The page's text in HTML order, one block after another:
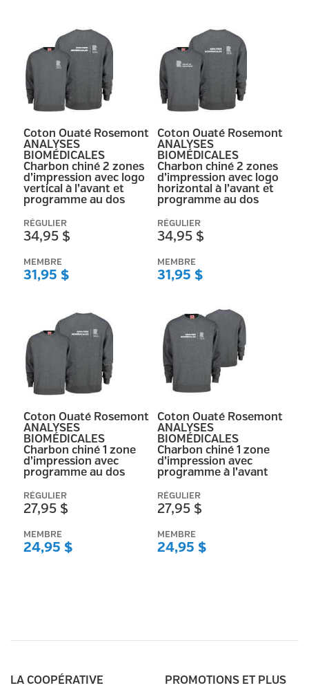
Coton Ouaté Rosemont
ANALYSES
BIOMÉDICALES
Charbon chiné 2 zones
d’impression avec logo
vertical à l’avant et
programme au dos
RÉGULIER
34,95 $
MEMBRE
31,95 $
Coton Ouaté Rosemont
ANALYSES
BIOMÉDICALES
Charbon chiné 2 zones
d’impression avec logo
horizontal à l’avant et
programme au dos
RÉGULIER
34,95 $
MEMBRE
31,95 $
Coton Ouaté Rosemont
ANALYSES
BIOMÉDICALES
Charbon chiné 1 zone
d’impression avec
programme au dos
RÉGULIER
27,95 $
MEMBRE
24,95 $
Coton Ouaté Rosemont
ANALYSES
BIOMÉDICALES
Charbon chiné 1 zone
d’impression avec
programme à l’avant
RÉGULIER
27,95 $
MEMBRE
24,95 $
LA COOPÉRATIVE PROMOTIONS ET PLUS